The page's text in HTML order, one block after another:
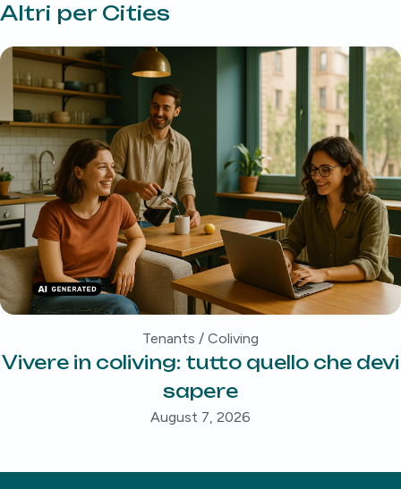
Altri per Cities
Tenants / Coliving
Vivere in coliving: tutto quello che devi
sapere
August 7, 2026